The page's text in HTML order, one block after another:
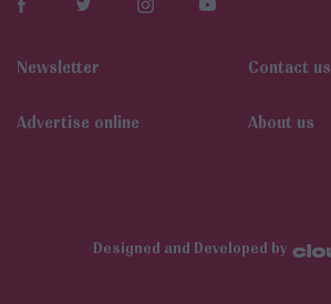
Newsletter Contact us
Αdvertise online About us
Designed and Developed by